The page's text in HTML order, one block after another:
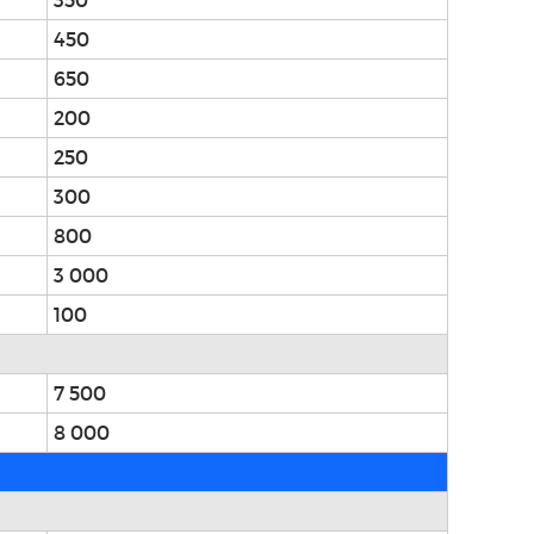
450
650
200
250
300
800
3 000
100
7 500
8 000